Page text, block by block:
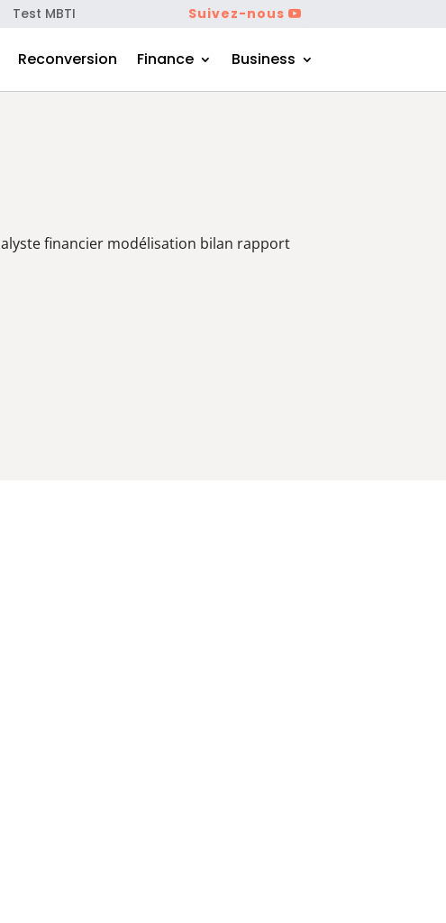
Test MBTI Suivez-nous
Reconversion Finance Business